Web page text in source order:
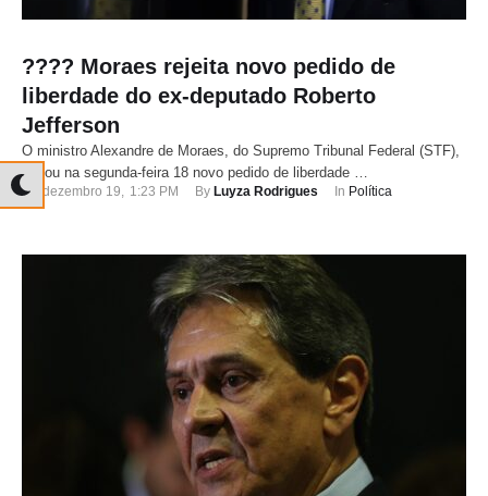
???? Moraes rejeita novo pedido de
liberdade do ex-deputado Roberto
Jefferson
O ministro Alexandre de Moraes, do Supremo Tribunal Federal (STF),
negou na segunda-feira 18 novo pedido de liberdade …
dezembro 19, 1:23 PM By Luyza Rodrigues In Política